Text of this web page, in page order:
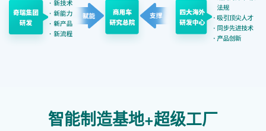
智能制造基地+超级工厂